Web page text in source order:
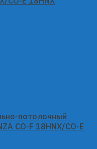
потолочный
CO-F 18HNX/CO-E